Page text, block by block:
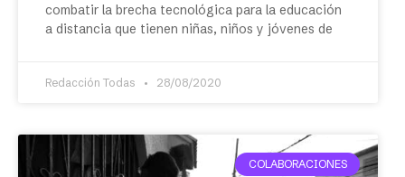
combatir la brecha tecnológica para la educación
a distancia que tienen niñas, niños y jóvenes de
Redacción Todas 28/08/2020
COLABORACIONES